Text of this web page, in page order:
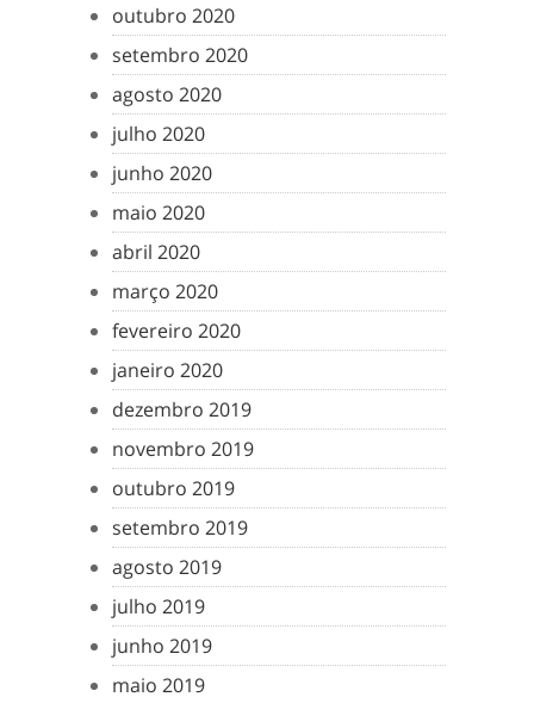
outubro 2020
setembro 2020
agosto 2020
julho 2020
junho 2020
maio 2020
abril 2020
março 2020
fevereiro 2020
janeiro 2020
dezembro 2019
novembro 2019
outubro 2019
setembro 2019
agosto 2019
julho 2019
junho 2019
maio 2019